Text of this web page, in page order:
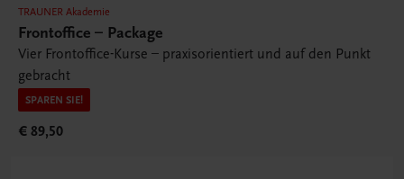
TRAUNER Akademie
Frontoffice – Package
Vier Frontoffice-Kurse – praxisorientiert und auf den Punkt
gebracht
SPAREN SIE!
€ 89,50